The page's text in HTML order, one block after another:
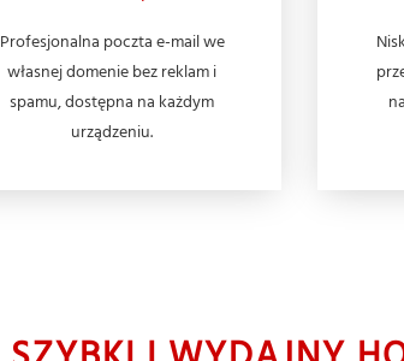
Profesjonalna poczta e-mail we
własnej domenie bez reklam i
spamu, dostępna na każdym
urządzeniu.